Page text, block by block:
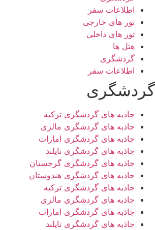
اطلاعات سفر
تور های خارجی
تور های داخلی
هتل ها
گردشگری
اطلاعات سفر
گردشگری
جاذبه های گردشگری ترکیه
جاذبه های گردشگری مالزی
جاذبه های گردشگری امارات
جاذبه های گردشگری تایلند
جاذبه های گردشگری گرجستان
جاذبه های گردشگری هندوستان
جاذبه های گردشگری ترکیه
جاذبه های گردشگری مالزی
جاذبه های گردشگری امارات
جاذبه های گردشگری تایلند